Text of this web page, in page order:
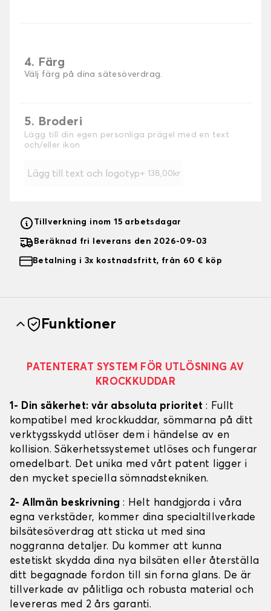
4. Färg
Välj färg på dina sätesöverdrag.
5. Broderi
Lägg till din egen personliga prägel med en text
och/eller ikon
Lägg till text och logotyp + 138,00kr
Tillverkning inom 15 arbetsdagar
Beräknad fri leverans den 2026-09-03
Betalning i 3x kostnadsfritt, från 60 € köp
Funktioner
PATENTERAT SYSTEM FÖR UTLÖSNING AV
KROCKKUDDAR
1- Din säkerhet: vår absoluta prioritet : Fullt
kompatibel med krockkuddar, sömmarna på ditt
verktygsskydd utlöser dem i händelse av en
kollision. Säkerhetssystemet utlöses och fungerar
omedelbart. Det unika med vårt patent ligger i
den mycket speciella sömnadstekniken.
2- Allmän beskrivning : Helt handgjorda i våra
egna verkstäder, kommer dina specialtillverkade
bilsätesöverdrag att sticka ut med sina
noggranna detaljer. Du kommer att kunna
estetiskt skydda dina nya bilsäten eller återställa
ditt begagnade fordon till sin forna glans. De är
tillverkade av pålitliga och robusta material och
levereras med 2 års garanti.